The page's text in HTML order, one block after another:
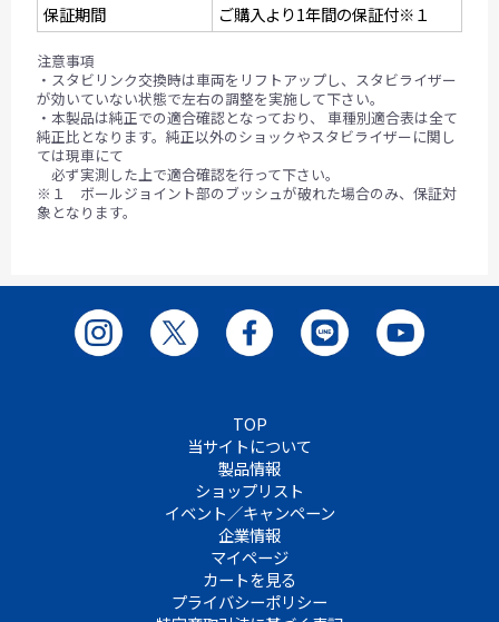
保証期間
ご購入より1年間の保証付※１
注意事項
・スタビリンク交換時は車両をリフトアップし、スタビライザー
が効いていない状態で左右の調整を実施して下さい。
・本製品は純正での適合確認となっており、 車種別適合表は全て
純正比となります。純正以外のショックやスタビライザーに関し
ては現車にて
必ず実測した上で適合確認を行って下さい。
※１ ボールジョイント部のブッシュが破れた場合のみ、保証対
象となります。
TOP
当サイトについて
製品情報
ショップリスト
イベント／キャンペーン
企業情報
マイページ
カートを見る
プライバシーポリシー